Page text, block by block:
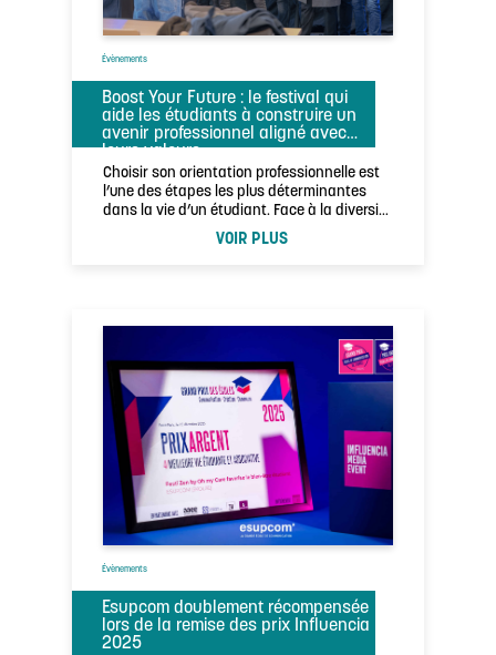
Évènements
Boost Your Future : le festival qui
aide les étudiants à construire un
avenir professionnel aligné avec
leurs valeurs
Choisir son orientation professionnelle est
l’une des étapes les plus déterminantes
dans la vie d’un étudiant. Face à la diversité
VOIR PLUS
Évènements
Esupcom doublement récompensée
lors de la remise des prix Influencia
2025